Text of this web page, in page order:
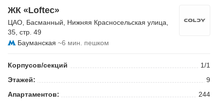
ЖК «Loftec»
ЦАО Басманный Нижняя Красносельская улица
35, стр. 49
Бауманская ~6 мин. пешком
Корпусов/секций
1/1
Этажей:
9
Апартаментов:
244